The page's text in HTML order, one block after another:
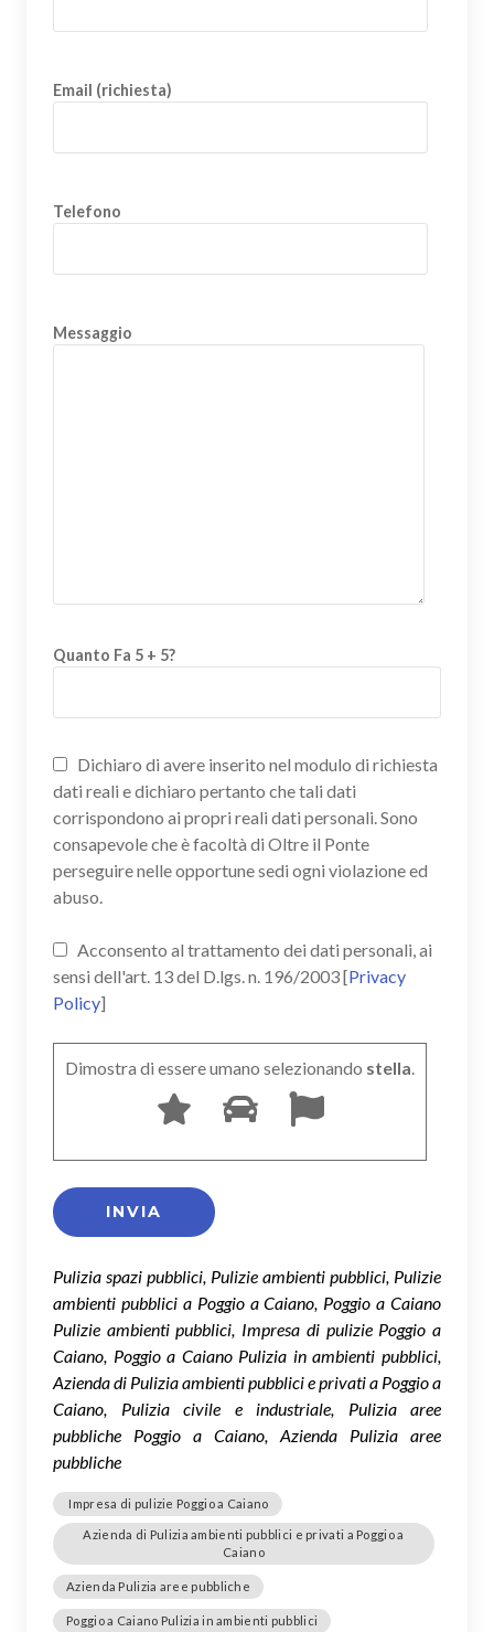
Email (richiesta)
Telefono
Messaggio
Quanto Fa 5 + 5?
Dichiaro di avere inserito nel modulo di richiesta
dati reali e dichiaro pertanto che tali dati
corrispondono ai propri reali dati personali. Sono
consapevole che è facoltà di Oltre il Ponte
perseguire nelle opportune sedi ogni violazione ed
abuso.
Acconsento al trattamento dei dati personali, ai
sensi dell'art. 13 del D.lgs. n. 196/2003 [Privacy
Policy]
Dimostra di essere umano selezionando stella.
Pulizia spazi pubblici, Pulizie ambienti pubblici, Pulizie
ambienti pubblici a Poggio a Caiano, Poggio a Caiano
Pulizie ambienti pubblici, Impresa di pulizie Poggio a
Caiano, Poggio a Caiano Pulizia in ambienti pubblici,
Azienda di Pulizia ambienti pubblici e privati a Poggio a
Caiano, Pulizia civile e industriale, Pulizia aree
pubbliche Poggio a Caiano, Azienda Pulizia aree
pubbliche
Impresa di pulizie Poggio a Caiano
Azienda di Pulizia ambienti pubblici e privati a Poggio a
Caiano
Azienda Pulizia aree pubbliche
Poggio a Caiano Pulizia in ambienti pubblici